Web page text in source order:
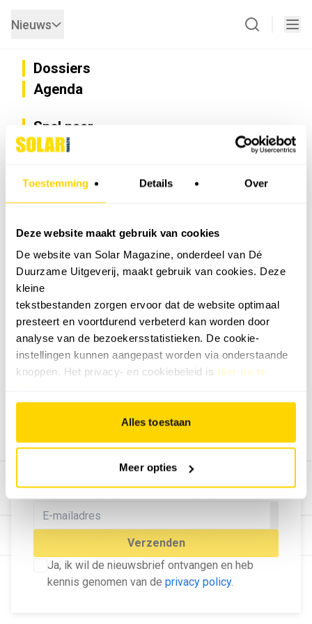
Toestemming Details Over
Deze website maakt gebruik van cookies
De website van Solar Magazine, onderdeel van Dé
Duurzame Uitgeverij, maakt gebruik van cookies. Deze
kleine
tekstbestanden zorgen ervoor dat de website optimaal
presteert en voortdurend verbeterd kan worden door
analyse van de bezoekersstatistieken. De cookie-
instellingen kunnen aangepast worden via onderstaande
knoppen. Het privacy- en cookiebeleid is hier na te
Alles toestaan
Meer opties
MELD U AAN VOOR ONZE
NIEUWSBRIEF
Blijf op de hoogte van het laatste nieuws!
Verzenden
Ja, ik wil de nieuwsbrief ontvangen en heb
kennis genomen van de privacy policy.
Nieuws
Dossiers
Agenda
Snel naar
Privacy
Nieuwsbrief
Vacatures
Installateurzoeker
Cookievoorkeuren wijzigen
English
Geef ons feedback
Vertel ons wat je van onze website vindt.
Tip de redactie
Bekijk hier de mogelijkheden.
© Dé Duurzame Uitgeverij